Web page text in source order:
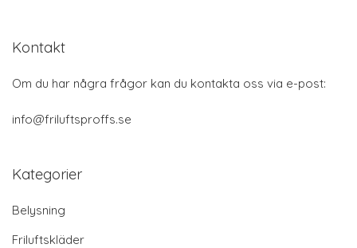
Kontakt
Om du har några frågor kan du kontakta oss via e-post:
info@friluftsproffs.se
Kategorier
Belysning
Friluftskläder